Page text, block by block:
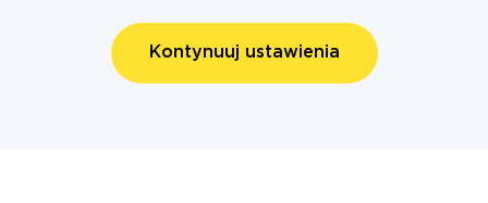
Kontynuuj ustawienia